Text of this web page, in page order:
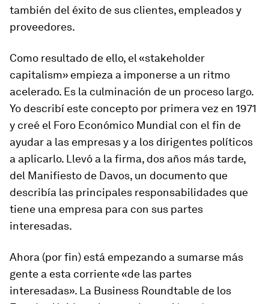
también del éxito de sus clientes, empleados y
proveedores.
Como resultado de ello, el «stakeholder
capitalism» empieza a imponerse a un ritmo
acelerado. Es la culminación de un proceso largo.
Yo describí este concepto por primera vez en 1971
y creé el Foro Económico Mundial con el fin de
ayudar a las empresas y a los dirigentes políticos
a aplicarlo. Llevó a la firma, dos años más tarde,
del Manifiesto de Davos, un documento que
describía las principales responsabilidades que
tiene una empresa para con sus partes
interesadas.
Ahora (por fin) está empezando a sumarse más
gente a esta corriente «de las partes
interesadas». La Business Roundtable de los